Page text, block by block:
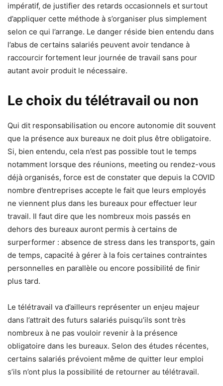
impératif, de justifier des retards occasionnels et surtout
d’appliquer cette méthode à s’organiser plus simplement
selon ce qui l’arrange. Le danger réside bien entendu dans
l’abus de certains salariés peuvent avoir tendance à
raccourcir fortement leur journée de travail sans pour
autant avoir produit le nécessaire.
Le choix du télétravail ou non
Qui dit responsabilisation ou encore autonomie dit souvent
que la présence aux bureaux ne doit plus être obligatoire.
Si, bien entendu, cela n’est pas possible tout le temps
notamment lorsque des réunions, meeting ou rendez-vous
déjà organisés, force est de constater que depuis la COVID
nombre d’entreprises accepte le fait que leurs employés
ne viennent plus dans les bureaux pour effectuer leur
travail. Il faut dire que les nombreux mois passés en
dehors des bureaux auront permis à certains de
surperformer : absence de stress dans les transports, gain
de temps, capacité à gérer à la fois certaines contraintes
personnelles en parallèle ou encore possibilité de finir
plus tard.
Le télétravail va d’ailleurs représenter un enjeu majeur
dans l’attrait des futurs salariés puisqu’ils sont très
nombreux à ne pas vouloir revenir à la présence
obligatoire dans les bureaux. Selon des études récentes,
certains salariés prévoient même de quitter leur emploi
s’ils n’ont plus la possibilité de retourner au télétravail.